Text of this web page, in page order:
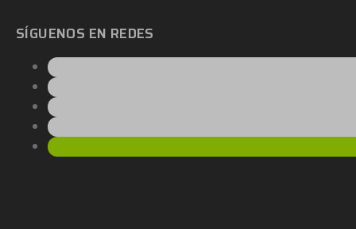
SÍGUENOS EN REDES